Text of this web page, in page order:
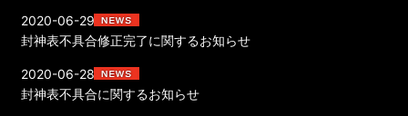
封神表不具合修正完了に関するお知らせ
2020-06-29
封神表不具合に関するお知らせ
2020-06-28